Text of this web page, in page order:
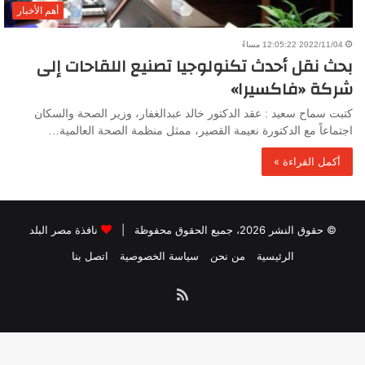
أهم الأخبار
2022/11/04 12:05:22 مساءً
بحث نقل أحدث تكنولوجيا تصنيع اللقاحات إلى
شركة «فاكسيرا»
كتبت سماح سعيد : عقد الدكتور خالد عبدالغفار، وزير الصحة والسكان
اجتماعاً مع الدكتورة نعيمة القصير، ممثل منظمة الصحة العالمية…
أكمل القراءة »
© حقوق النشر 2026، جميع الحقوق محفوظة |
نافذة مصر البلد
الرئيسية
من نحن سياسة الخصوصية اتصل بنا
ملخص
الموقع